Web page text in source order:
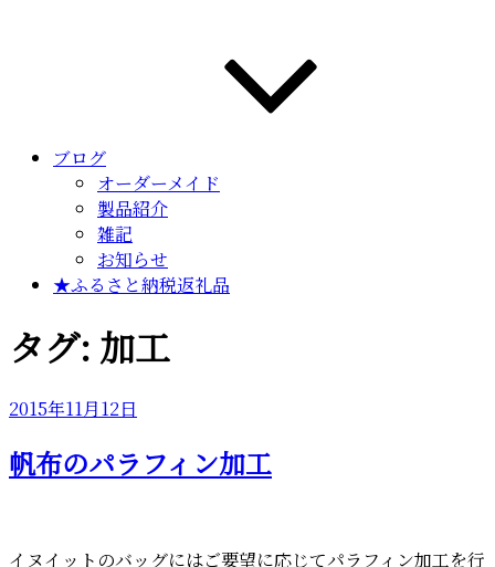
ブログ
オーダーメイド
製品紹介
雑記
お知らせ
★ふるさと納税返礼品
タグ: 加工
投
日:
2015年11月12日
帆布のパラフィン加工
イヌイットのバッグにはご要望に応じてパラフィン加工を行